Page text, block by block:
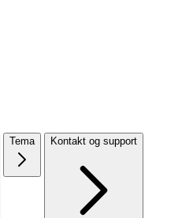
Tema Kontakt og support